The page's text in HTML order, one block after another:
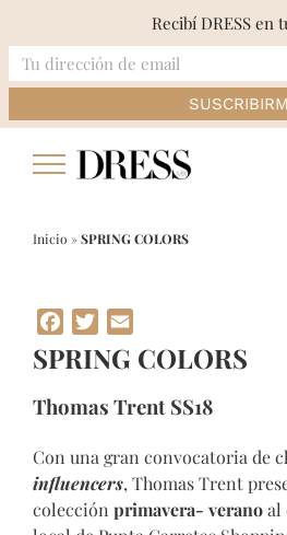
Inicio »SPRING COLORS
Facebook
Twitter
SPRING COLORS
Thomas Trent SS18
Con una gran convocatoria de
influencers, Thomas Trent
colección primavera- veranoal
Recibí DRESS en